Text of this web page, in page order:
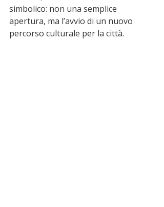
simbolico: non una semplice
apertura, ma l’avvio di un nuovo
percorso culturale per la città.